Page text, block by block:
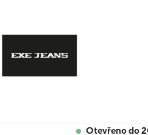
Otevřeno do